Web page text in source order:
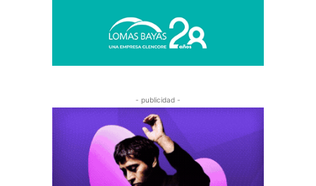
- publicidad -